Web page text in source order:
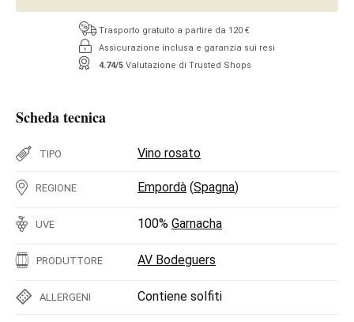
Trasporto gratuito a partire da 120 €
Assicurazione inclusa e garanzia sui resi
4.74/5 Valutazione di Trusted Shops
Scheda tecnica
TIPO Vino rosato
REGIONE Empordà (Spagna)
UVE 100% Garnacha
PRODUTTORE AV Bodeguers
ALLERGENI Contiene solfiti